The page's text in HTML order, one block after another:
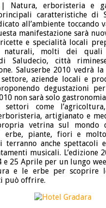
| Natura, erboristeria e
caratteristiche di
all’ambiente toccando
manifestazione sarà
e specialità locali
naturali, molti dei quali
Saludecio, città
Saluserbe 2010 vedrà
aziende locali e
degustazioni
non sarà solo
come
artigianato e
vetrina sul mondo
erbe, piante, fiori e
terranno anche spettacoli
musicali. L’edizione
25 Aprile per un lungo
e le erbe per scoprire
può offrire.